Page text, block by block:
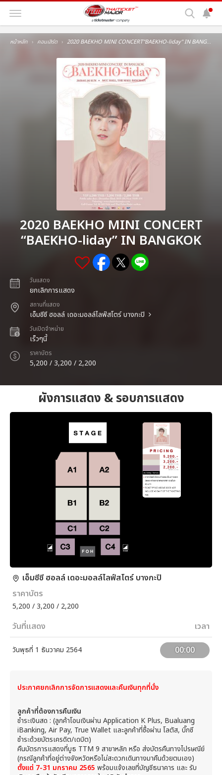
หน้าหลัก คอนเสิร์ต 2020 BAEKHO MINI CONCERT"BAEKHO-liday" IN BANGKOK
2020 BAEKHO MINI CONCERT
“BAEKHO-liday” IN BANGKOK
วันแสดง
ยกเลิกการแสดง
สถานที่แสดง
เอ็มซีซี ฮอลล์ เดอะมอลล์ไลฟ์สโตร์ บางกะปิ
วันเปิดจำหน่าย
เร็วๆนี้
ราคาบัตร
5,200 / 3,200 / 2,200
ผังการแสดง & รอบการแสดง
เอ็มซีซี ฮอลล์ เดอะมอลล์ไลฟ์สโตร์ บางกะปิ
ราคาบัตร
5,200 / 3,200 / 2,200
วันที่แสดง เวลา
วันพุธที่ 1 ธันวาคม 2564 00:00
ประกาศยกเลิกการจัดการแสดงและคืนเงินทุกที่นั่ง
ลูกค้าที่ต้องการคืนเงิน
ชำระเงินสด : (ลูกค้าโอนเงินผ่าน Application K Plus, Bualuang
iBanking, Air Pay, True Wallet และลูกค้าที่ซื้อผ่าน โลตัส, บิ๊กซี
ชำระด้วยบัตรเครดิต/เดบิต)
คืนบัตรการแสดงที่บูธ TTM 9 สาขาหลัก หรือ ส่งบัตรคืนทางไปรษณีย์
(กรณีลูกค้าที่อยู่ต่างจังหวัดหรือไม่สะดวกเดินทางมาคืนด้วยตนเอง)
ตั้งแต่ 7-31 มกราคม 2565 พร้อมแจ้งเลขที่บัญชีธนาคาร และ รับ